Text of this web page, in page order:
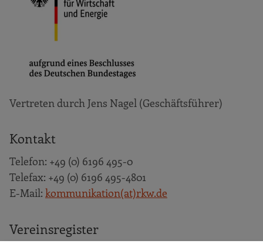
Vertreten durch Jens Nagel (Geschäftsführer)
Kontakt
Telefon: +49 (0) 6196 495-0
Telefax: +49 (0) 6196 495-4801
E-Mail: kommunikation(at)rkw.de
Vereinsregister